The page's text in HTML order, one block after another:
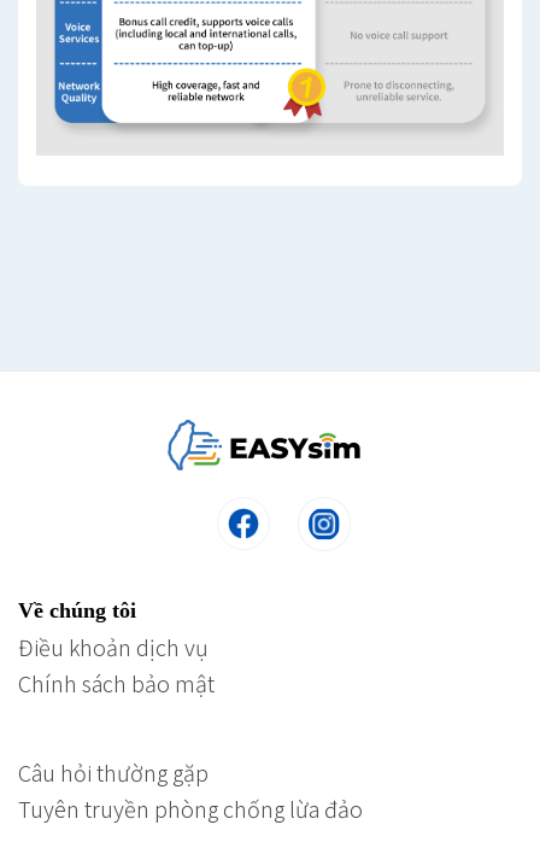
Về chúng tôi
Điều khoản dịch vụ
Chính sách bảo mật
Câu hỏi thường gặp
Tuyên truyền phòng chống lừa đảo